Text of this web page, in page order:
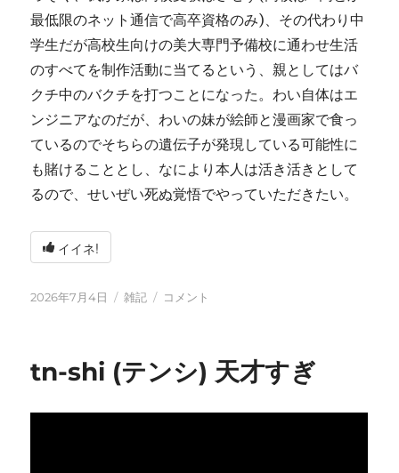
最低限のネット通信で高卒資格のみ)、その代わり中
学生だが高校生向けの美大専門予備校に通わせ生活
のすべてを制作活動に当てるという、親としてはバ
クチ中のバクチを打つことになった。わい自体はエ
ンジニアなのだが、わいの妹が絵師と漫画家で食っ
ているのでそちらの遺伝子が発現している可能性に
も賭けることとし、なにより本人は活き活きとして
るので、せいぜい死ぬ覚悟でやっていただきたい。
イイネ!
投
2026年7月4日
カ
ー
雑記
い
と
コメント
tn-shi (テンシ) 天才すぎ